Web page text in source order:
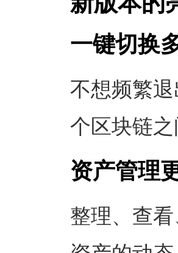
一键切换
不想频繁
个区块链
资产管理
整理、查